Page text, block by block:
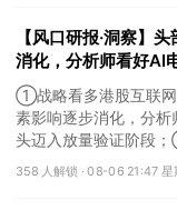
【风口研报·洞察】
消化，分析师看好AI
放量验证阶段；战略
①战略看多港股互联
素影响逐步消化，分
头迈入放量验证阶段
成、江淮汽车评级得
获新财富分析师深度
358 人解锁 ·08-06 21:47 星